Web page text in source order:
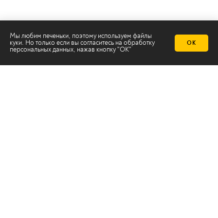
Мы любим печеньки, поэтому используем файлы
куки. Но только если вы согласитесь на обработку
персональных данных, нажав кнопку "ОК"
ОК